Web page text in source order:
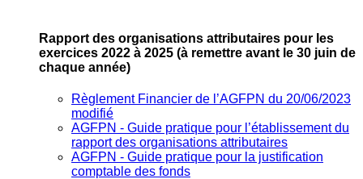
Rapport des organisations attributaires pour les
exercices 2022 à 2025 (à remettre avant le 30 juin de
chaque année)
Règlement Financier de l’AGFPN du 20/06/2023
modifié
AGFPN ‐ Guide pratique pour l’établissement du
rapport des organisations attributaires
AGFPN ‐ Guide pratique pour la justification
comptable des fonds